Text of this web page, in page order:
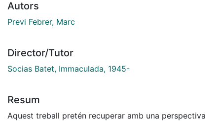
Autors
Previ Febrer, Marc
Director/Tutor
Socias Batet, Immaculada, 1945-
Resum
Aquest treball pretén recuperar amb una perspectiva